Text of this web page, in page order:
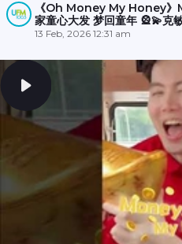
《Oh Money My Honey》
家童心大发 梦回童年 🎡💫克
和丽梅则拍摄空档在木马上斗舞
13 Feb, 2026 12:31 am